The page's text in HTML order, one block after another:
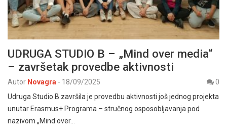
UDRUGA STUDIO B – „Mind over media“
– završetak provedbe aktivnosti
Autor Novagra - 18/09/2025
0
Udruga Studio B završila je provedbu aktivnosti još jednog projekta
unutar Erasmus+ Programa – stručnog osposobljavanja pod
nazivom „Mind over…